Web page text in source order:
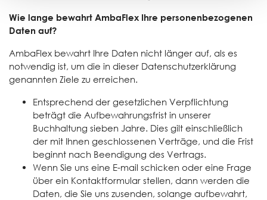
Wie lange bewahrt AmbaFlex Ihre personenbezogenen
Daten auf?
AmbaFlex bewahrt Ihre Daten nicht länger auf, als es
notwendig ist, um die in dieser Datenschutzerklärung
genannten Ziele zu erreichen.
Entsprechend der gesetzlichen Verpflichtung
beträgt die Aufbewahrungsfrist in unserer
Buchhaltung sieben Jahre. Dies gilt einschließlich
der mit Ihnen geschlossenen Verträge, und die Frist
beginnt nach Beendigung des Vertrags.
Wenn Sie uns eine E-mail schicken oder eine Frage
über ein Kontaktformular stellen, dann werden die
Daten, die Sie uns zusenden, solange aufbewahrt,